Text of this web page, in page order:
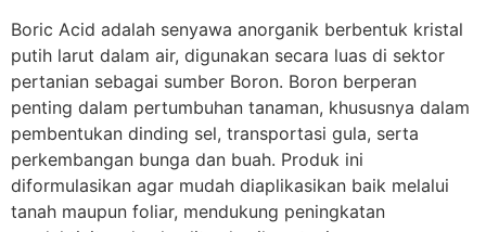
Boric Acid adalah senyawa anorganik berbentuk kristal
putih larut dalam air, digunakan secara luas di sektor
pertanian sebagai sumber Boron. Boron berperan
penting dalam pertumbuhan tanaman, khususnya dalam
pembentukan dinding sel, transportasi gula, serta
perkembangan bunga dan buah. Produk ini
diformulasikan agar mudah diaplikasikan baik melalui
tanah maupun foliar, mendukung peningkatan